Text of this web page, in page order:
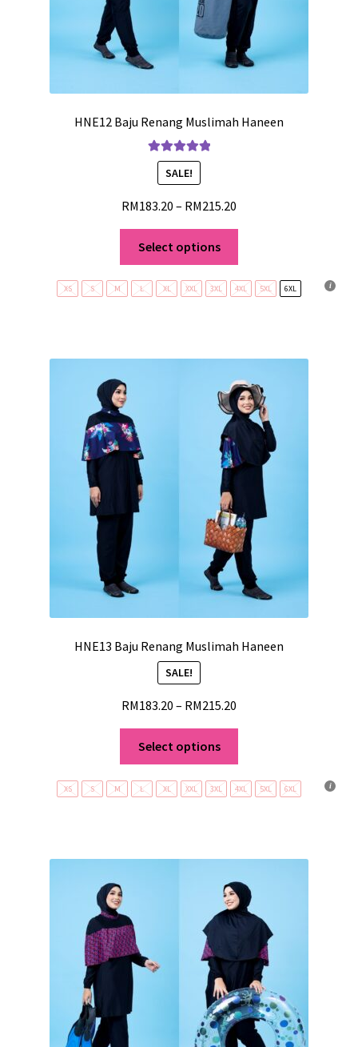
HNE12 Baju Renang Muslimah Haneen
Rated5.00
out of 5
SALE!
RM183.20 – RM215.20
Select options
XS S M L XL XXL 3XL 4XL 5XL 6XL
HNE13 Baju Renang Muslimah Haneen
SALE!
RM183.20 – RM215.20
Select options
XS S M L XL XXL 3XL 4XL 5XL 6XL